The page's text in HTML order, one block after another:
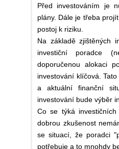
Před investováním je
plány. Dále je třeba
postoj k riziku.
Na základě zjištěných
investiční poradce
doporučenou alokaci
investování klíčová.
a aktuální finanční
investování bude výběr
Co se týká
dobrou zkušenost
se situací, že poradci
potřebuje a to mnohdy